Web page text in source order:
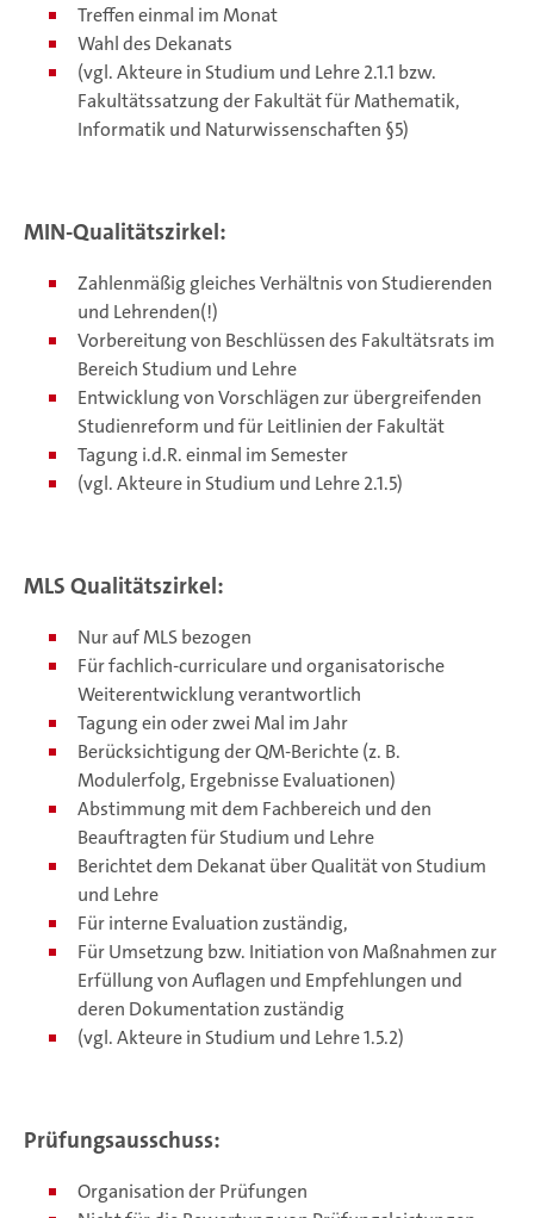
Treffen einmal im Monat
Wahl des Dekanats
(vgl. Akteure in Studium und Lehre 2.1.1 bzw.
Fakultätssatzung der Fakultät für Mathematik,
Informatik und Naturwissenschaften §5)
MIN-Qualitätszirkel:
Zahlenmäßig gleiches Verhältnis von Studierenden
und Lehrenden(!)
Vorbereitung von Beschlüssen des Fakultätsrats im
Bereich Studium und Lehre
Entwicklung von Vorschlägen zur übergreifenden
Studienreform und für Leitlinien der Fakultät
Tagung i.d.R. einmal im Semester
(vgl. Akteure in Studium und Lehre 2.1.5)
MLS Qualitätszirkel:
Nur auf MLS bezogen
Für fachlich-curriculare und organisatorische
Weiterentwicklung verantwortlich
Tagung ein oder zwei Mal im Jahr
Berücksichtigung der QM-Berichte (z. B.
Modulerfolg, Ergebnisse Evaluationen)
Abstimmung mit dem Fachbereich und den
Beauftragten für Studium und Lehre
Berichtet dem Dekanat über Qualität von Studium
und Lehre
Für interne Evaluation zuständig,
Für Umsetzung bzw. Initiation von Maßnahmen zur
Erfüllung von Auflagen und Empfehlungen und
deren Dokumentation zuständig
(vgl. Akteure in Studium und Lehre 1.5.2)
Prüfungsausschuss:
Organisation der Prüfungen